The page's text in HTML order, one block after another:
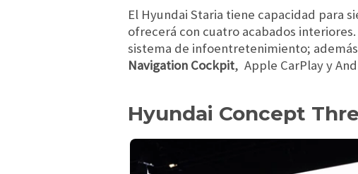
El Hyundai Staria tiene capacidad para
ofrecerá con cuatro acabados
sistema de infoentretenimiento;
Navigation Cockpit, Apple CarPlay y
Hyundai Concept